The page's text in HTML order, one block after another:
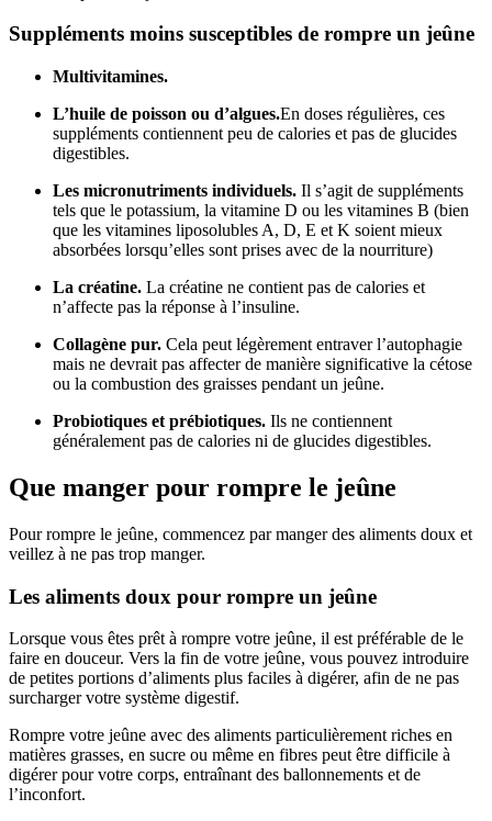
Suppléments moins susceptibles de rompre un jeûne
Multivitamines.
L’huile de poisson ou d’algues.En doses régulières, ces
suppléments contiennent peu de calories et pas de glucides
digestibles.
Les micronutriments individuels. Il s’agit de suppléments
tels que le potassium, la vitamine D ou les vitamines B (bien
que les vitamines liposolubles A, D, E et K soient mieux
absorbées lorsqu’elles sont prises avec de la nourriture)
La créatine. La créatine ne contient pas de calories et
n’affecte pas la réponse à l’insuline.
Collagène pur. Cela peut légèrement entraver l’autophagie
mais ne devrait pas affecter de manière significative la cétose
ou la combustion des graisses pendant un jeûne.
Probiotiques et prébiotiques. Ils ne contiennent
généralement pas de calories ni de glucides digestibles.
Que manger pour rompre le jeûne
Pour rompre le jeûne, commencez par manger des aliments doux et
veillez à ne pas trop manger.
Les aliments doux pour rompre un jeûne
Lorsque vous êtes prêt à rompre votre jeûne, il est préférable de le
faire en douceur. Vers la fin de votre jeûne, vous pouvez introduire
de petites portions d’aliments plus faciles à digérer, afin de ne pas
surcharger votre système digestif.
Rompre votre jeûne avec des aliments particulièrement riches en
matières grasses, en sucre ou même en fibres peut être difficile à
digérer pour votre corps, entraînant des ballonnements et de
l’inconfort.